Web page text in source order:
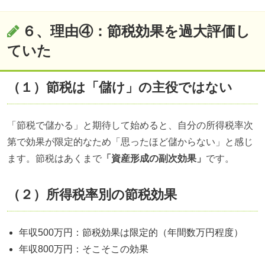
６、理由④：節税効果を過大評価し
ていた
（１）節税は「儲け」の主役ではない
「節税で儲かる」と期待して始めると、自分の所得税率次
第で効果が限定的なため「思ったほど儲からない」と感じ
ます。節税はあくまで 「資産形成の副次効果」 です。
（２）所得税率別の節税効果
年収500万円：節税効果は限定的（年間数万円程度）
年収800万円：そこそこの効果